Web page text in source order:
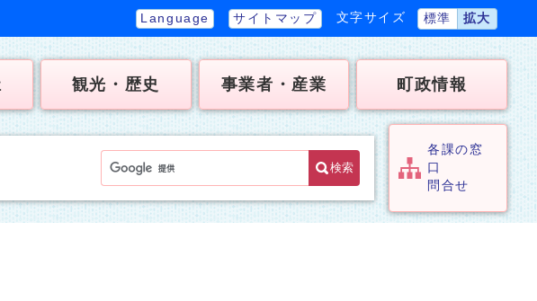
Language サイトマップ 文字サイズ 標準 拡大
観光・歴史 事業者・産業 町政情報
検索
各課の窓
口
問合せ